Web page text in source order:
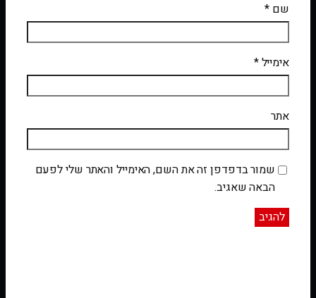
שם *
אימייל*
אתר
שמור בדפדפן זה את השם, האימייל והאתר שלי לפעם
הבאה שאגיב.